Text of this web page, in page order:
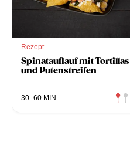
Rezept
Spinatauflauf mit Tortillas
und Putenstreifen
30–60 MIN